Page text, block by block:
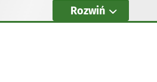
Rozwiń